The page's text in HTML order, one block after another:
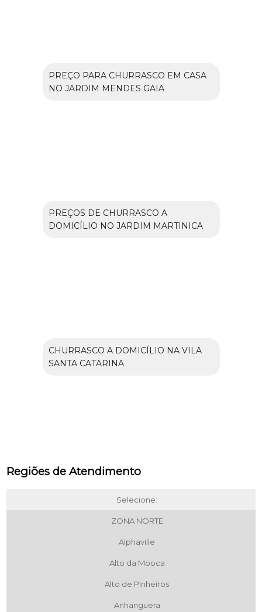
PREÇO PARA CHURRASCO EM CASA
NO JARDIM MENDES GAIA
PREÇOS DE CHURRASCO A
DOMICÍLIO NO JARDIM MARTINICA
CHURRASCO A DOMICÍLIO NA VILA
SANTA CATARINA
Regiões de Atendimento
Selecione:
ZONA NORTE
Alphaville
Alto da Mooca
Alto de Pinheiros
Anhanguera